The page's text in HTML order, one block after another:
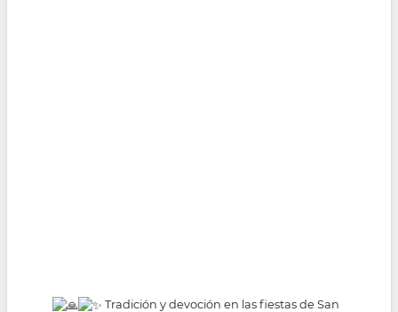
Tradición y devoción en las fiestas de San